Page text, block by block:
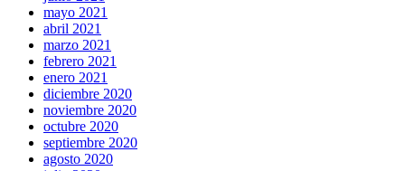
mayo 2021
abril 2021
marzo 2021
febrero 2021
enero 2021
diciembre 2020
noviembre 2020
octubre 2020
septiembre 2020
agosto 2020